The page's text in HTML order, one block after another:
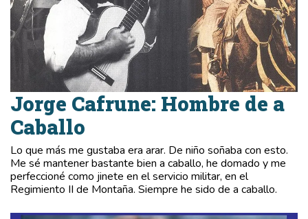
Jorge Cafrune: Hombre de a
Caballo
Lo que más me gustaba era arar. De niño soñaba con esto.
Me sé mantener bastante bien a caballo, he domado y me
perfeccioné como jinete en el servicio militar, en el
Regimiento II de Montaña. Siempre he sido de a caballo.